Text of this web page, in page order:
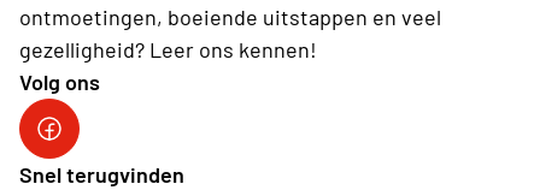
ontmoetingen, boeiende uitstappen en veel
gezelligheid? Leer ons kennen!
Volg ons
Sint-Michiels op Facebook
Snel terugvinden